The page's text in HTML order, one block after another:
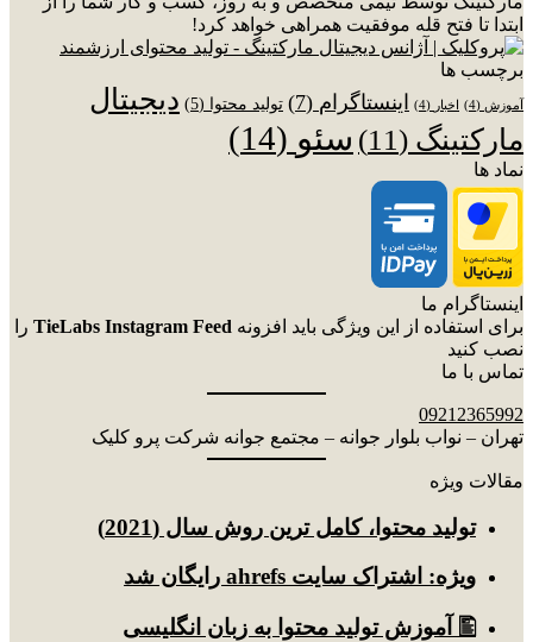
ابتدا تا فتح قله موفقیت همراهی خواهد کرد!
برچسب ها
آموزش (4) اخبار (4) اینستاگرام (7) تولید محتوا (5)
دیجیتال
مارکتینگ (11) سئو (14)
نماد ها
اینستاگرام ما
برای استفاده از این ویژگی باید افزونه TieLabs Instagram Feed را
نصب کنید
تماس با ما
09212365992
تهران – نواب بلوار جوانه – مجتمع جوانه شرکت پرو کلیک
مقالات ویژه
توليد محتوا، کامل ترین روش سال (2021)
ویژه: اشتراک سایت ahrefs رایگان شد
🖺 آموزش تولید محتوا به زبان انگلیسی